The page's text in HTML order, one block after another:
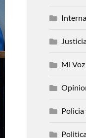
Mi Voz
Policia